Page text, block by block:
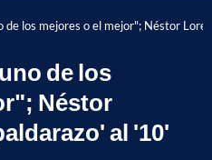
de los mejores o el mejor"; Néstor
de los
Néstor
al '10'